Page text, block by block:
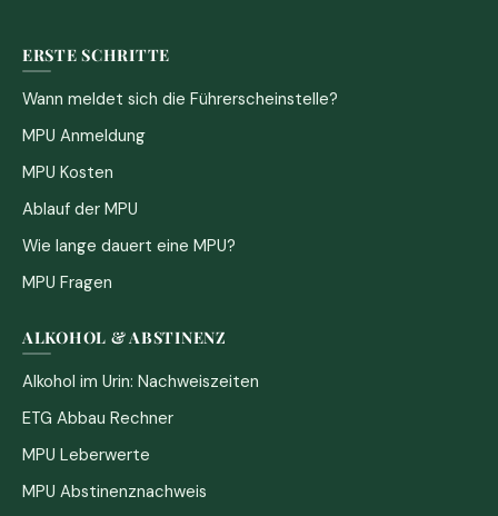
ERSTE SCHRITTE
Wann meldet sich die Führerscheinstelle?
MPU Anmeldung
MPU Kosten
Ablauf der MPU
Wie lange dauert eine MPU?
MPU Fragen
ALKOHOL & ABSTINENZ
Alkohol im Urin: Nachweiszeiten
ETG Abbau Rechner
MPU Leberwerte
MPU Abstinenznachweis